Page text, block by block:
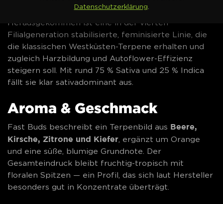
Blueberry AutoF4.
Herausgekommen ist eine in der vierten
Filialgeneration stabilisierte, feminisierte Linie, die
die klassischen Westküsten-Terpene erhalten und
zugleich Harzbildung und Autoflower-Effizienz
steigern soll. Mit rund 75 % Sativa und 25 % Indica
fällt sie klar sativadominant aus.
Aroma & Geschmack
Fast Buds beschreibt ein Terpenbild aus Beere,
Kirsche, Zitrone und Kiefer , ergänzt um Orange
und eine süße, blumige Grundnote. Der
Gesamteindruck bleibt fruchtig-tropisch mit
floralen Spitzen — ein Profil, das sich laut Hersteller
besonders gut in Konzentrate überträgt.
Datenschutzerklärung